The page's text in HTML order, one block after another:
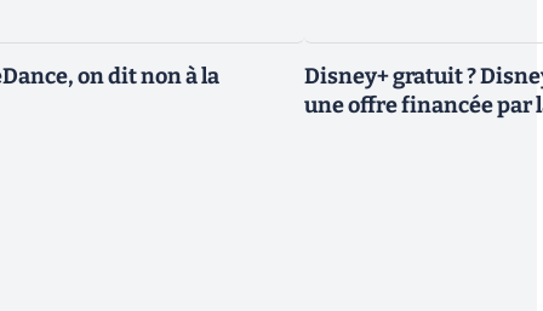
on dit non à la
Disney+ gratuit ?
une offre financée par